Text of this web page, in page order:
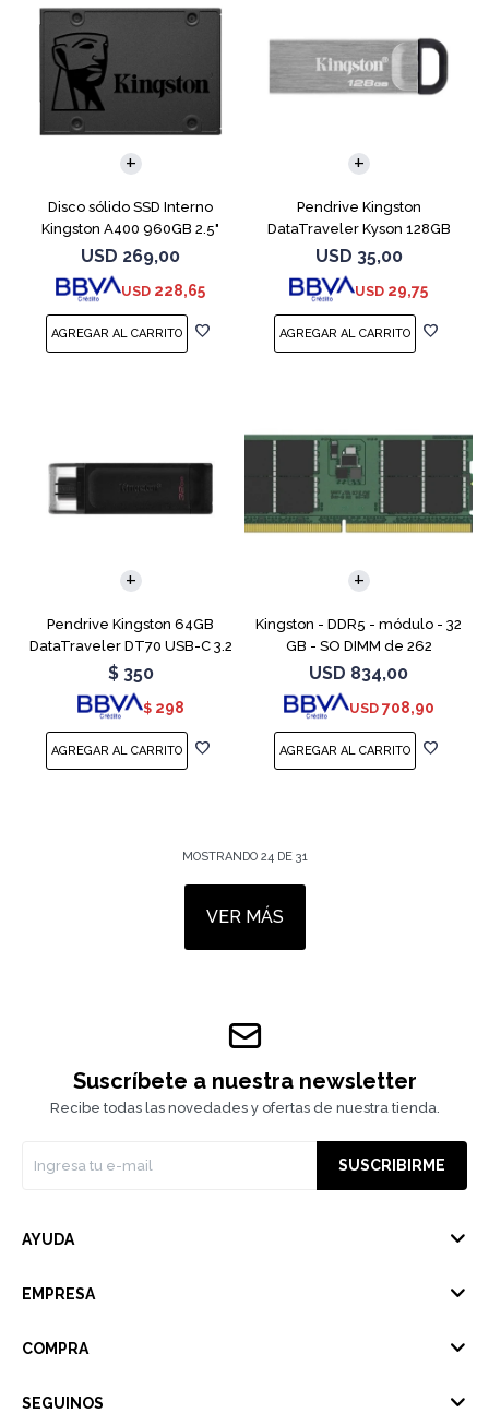
Disco sólido SSD Interno
Kingston A400 960GB 2.5"
SATA 3
USD 269,00
USD 228,65
Pendrive Kingston
DataTraveler Kyson 128GB
USB 3.2
USD 35,00
USD 29,75
Pendrive Kingston 64GB
DataTraveler DT70 USB-C 3.2
$ 350
$ 298
Kingston - DDR5 - módulo - 32
GB - SO DIMM de 262
contactos - 5600 MT/s / PC5-
44800 - CL46 - 1.1 V - sin
búfer - no ECC
USD 834,00
USD 708,90
MOSTRANDO 24DE 31
VER MÁS
Suscríbete a nuestra newsletter
Recibe todas las novedades y ofertas de nuestra tienda.
SUSCRIBIRME
AYUDA
EMPRESA
COMPRA
SEGUINOS